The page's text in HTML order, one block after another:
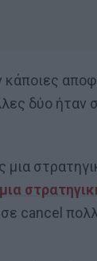
κάποιες
δύο ήταν
cancel